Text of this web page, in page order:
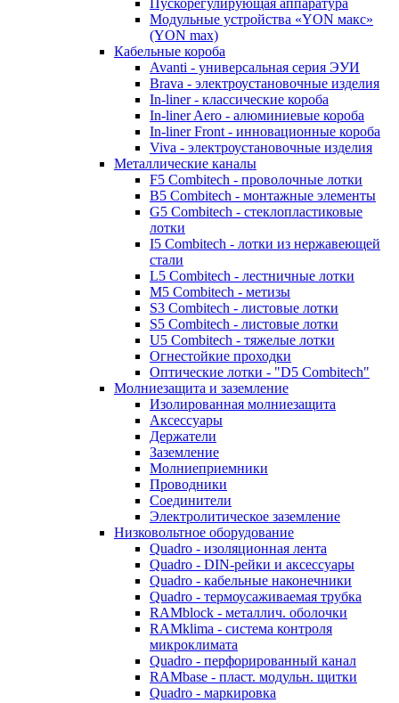
Модульные устройства «YON макс»
(YON max)
Кабельные короба
Avanti - универсальная серия ЭУИ
Brava - электроустановочные изделия
In-liner - классические короба
In-liner Aero - алюминиевые короба
In-liner Front - инновационные короба
Viva - электроустановочные изделия
Металлические каналы
F5 Combitech - проволочные лотки
B5 Combitech - монтажные элементы
G5 Combitech - стеклопластиковые
лотки
I5 Combitech - лотки из нержавеющей
стали
L5 Combitech - лестничные лотки
M5 Combitech - метизы
S3 Combitech - листовые лотки
S5 Combitech - листовые лотки
U5 Combitech - тяжелые лотки
Огнестойкие проходки
Оптические лотки - "D5 Combitech"
Молниезащита и заземление
Изолированная молниезащита
Аксессуары
Держатели
Заземление
Молниеприемники
Проводники
Соединители
Электролитическое заземление
Низковольтное оборудование
Quadro - изоляционная лента
Quadro - DIN-рейки и аксессуары
Quadro - кабельные наконечники
Quadro - термоусаживаемая трубка
RAMblock - металлич. оболочки
RAMklima - система контроля
микроклимата
Quadro - перфорированный канал
RAMbase - пласт. модульн. щитки
Quadro - маркировка